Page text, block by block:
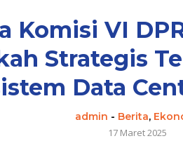
Komisi VI
Strategis
Data
admin - Berita,
17 Maret 2025